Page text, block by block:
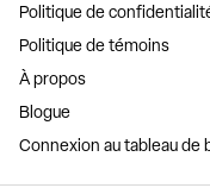
Politique de
Politique de témoins
À propos
Blogue
Connexion au tableau de